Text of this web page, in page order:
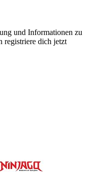
und Informationen zu
registriere dich jetzt